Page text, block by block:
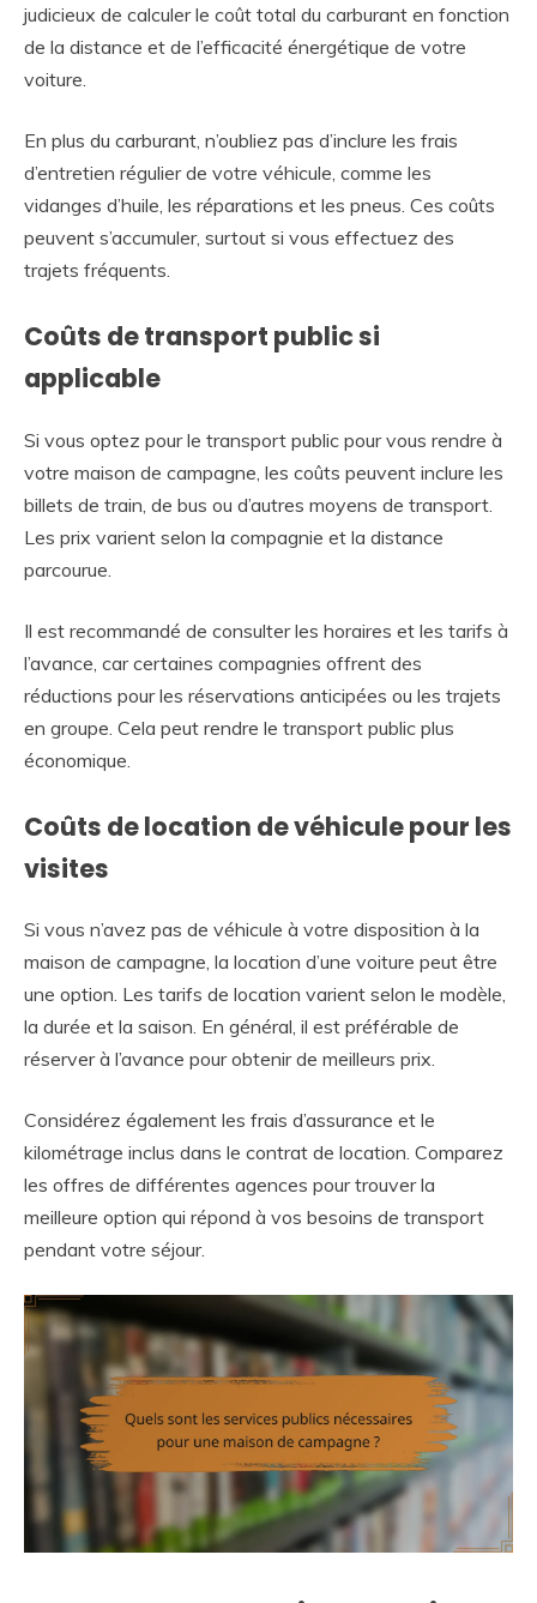
judicieux de calculer le coût total du carburant en fonction
de la distance et de l’efficacité énergétique de votre
voiture.
En plus du carburant, n’oubliez pas d’inclure les frais
d’entretien régulier de votre véhicule, comme les
vidanges d’huile, les réparations et les pneus. Ces coûts
peuvent s’accumuler, surtout si vous effectuez des
trajets fréquents.
Coûts de transport public si
applicable
Si vous optez pour le transport public pour vous rendre à
votre maison de campagne, les coûts peuvent inclure les
billets de train, de bus ou d’autres moyens de transport.
Les prix varient selon la compagnie et la distance
parcourue.
Il est recommandé de consulter les horaires et les tarifs à
l’avance, car certaines compagnies offrent des
réductions pour les réservations anticipées ou les trajets
en groupe. Cela peut rendre le transport public plus
économique.
Coûts de location de véhicule pour les
visites
Si vous n’avez pas de véhicule à votre disposition à la
maison de campagne, la location d’une voiture peut être
une option. Les tarifs de location varient selon le modèle,
la durée et la saison. En général, il est préférable de
réserver à l’avance pour obtenir de meilleurs prix.
Considérez également les frais d’assurance et le
kilométrage inclus dans le contrat de location. Comparez
les offres de différentes agences pour trouver la
meilleure option qui répond à vos besoins de transport
pendant votre séjour.